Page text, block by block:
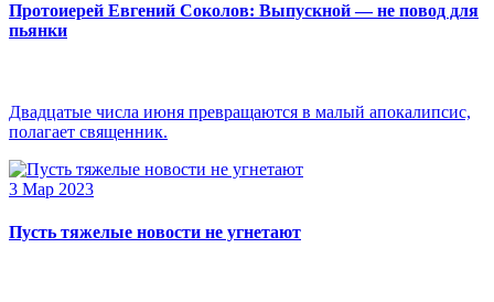
Протоиерей Евгений Соколов: Выпускной — не повод для
пьянки
Двадцатые числа июня превращаются в малый апокалипсис,
полагает священник.
3 Мар 2023
Пусть тяжелые новости не угнетают